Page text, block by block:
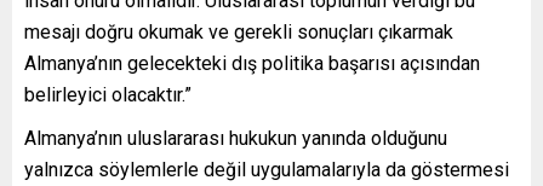
mesajı doğru okumak ve gerekli sonuçları çıkarmak
Almanya’nın gelecekteki dış politika başarısı açısından
belirleyici olacaktır.”
Almanya’nın uluslararası hukukun yanında olduğunu
yalnızca söylemlerle değil uygulamalarıyla da göstermesi